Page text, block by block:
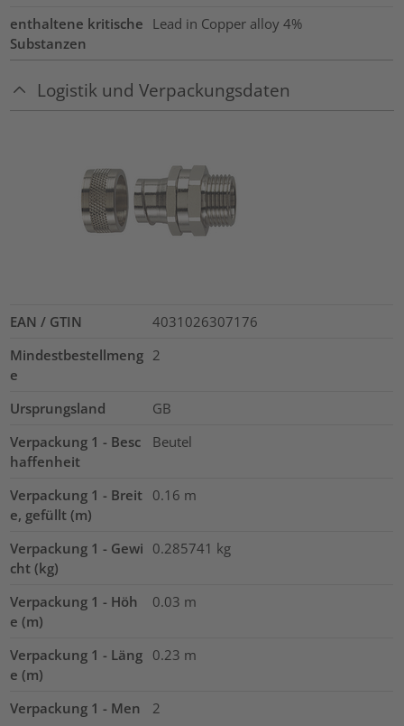
enthaltene kritische
Substanzen
Lead in Copper alloy 4%
Logistik und Verpackungsdaten
EAN / GTIN
4031026307176
Mindestbestellmeng
e
2
Ursprungsland
GB
Verpackung 1 - Besc
haffenheit
Beutel
Verpackung 1 - Breit
e, gefüllt (m)
0.16 m
Verpackung 1 - Gewi
cht (kg)
0.285741 kg
Verpackung 1 - Höh
e (m)
0.03 m
Verpackung 1 - Läng
e (m)
0.23 m
Verpackung 1 - Men
2